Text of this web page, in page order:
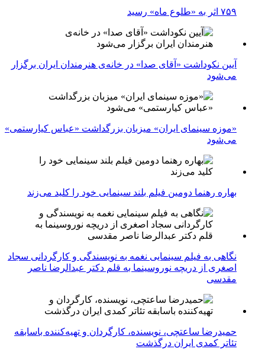
۷۵۹ اثر به «طلوع ماه» رسید
آیین نکوداشت «آقای صدا» در خانه‌ی هنرمندان ایران برگزار
می‌شود
«موزه سینمای ایران» میزبان بزرگداشت «عباس کیارستمی»
می‌شود
بهاره رهنما دومین فیلم بلند سینمایی خود را کلید می‌زند
نگاهی به فیلم سینمایی نغمه به نویسندگی و کارگردانی سجاد
اصغری از دریچه نوروسینما به قلم دکتر عبدالرضا ناصر
مقدسی
حمیدرضا ساعتچی، نویسنده، کارگردان و تهیه‌کننده باسابقه
تئاتر کمدی ایران درگذشت